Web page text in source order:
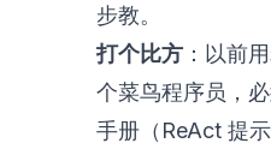
步教。
打个比方 ：以前
个菜鸟程序员，
手册（ReAct 提